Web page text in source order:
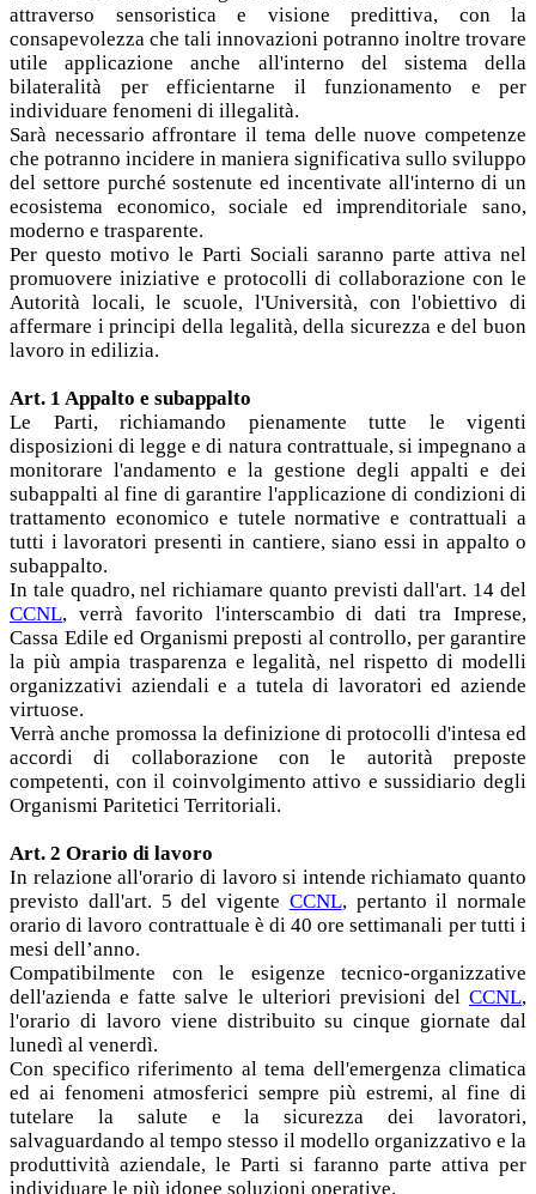
attraverso sensoristica e visione predittiva, con la
consapevolezza che tali innovazioni potranno inoltre trovare
utile applicazione anche all'interno del sistema della
bilateralità per efficientarne il funzionamento e per
individuare fenomeni di illegalità.
Sarà necessario affrontare il tema delle nuove competenze
che potranno incidere in maniera significativa sullo sviluppo
del settore purché sostenute ed incentivate all'interno di un
ecosistema economico, sociale ed imprenditoriale sano,
moderno e trasparente.
Per questo motivo le Parti Sociali saranno parte attiva nel
promuovere iniziative e protocolli di collaborazione con le
Autorità locali, le scuole, l'Università, con l'obiettivo di
affermare i principi della legalità, della sicurezza e del buon
lavoro in edilizia.
Art. 1 Appalto e subappalto
Le Parti, richiamando pienamente tutte le vigenti
disposizioni di legge e di natura contrattuale, si impegnano a
monitorare l'andamento e la gestione degli appalti e dei
subappalti al fine di garantire l'applicazione di condizioni di
trattamento economico e tutele normative e contrattuali a
tutti i lavoratori presenti in cantiere, siano essi in appalto o
subappalto.
In tale quadro, nel richiamare quanto previsti dall'art. 14 del
CCNL, verrà favorito l'interscambio di dati tra Imprese,
Cassa Edile ed Organismi preposti al controllo, per garantire
la più ampia trasparenza e legalità, nel rispetto di modelli
organizzativi aziendali e a tutela di lavoratori ed aziende
virtuose.
Verrà anche promossa la definizione di protocolli d'intesa ed
accordi di collaborazione con le autorità preposte
competenti, con il coinvolgimento attivo e sussidiario degli
Organismi Paritetici Territoriali.
Art. 2 Orario di lavoro
In relazione all'orario di lavoro si intende richiamato quanto
previsto dall'art. 5 del vigente CCNL, pertanto il normale
orario di lavoro contrattuale è di 40 ore settimanali per tutti i
mesi dell’anno.
Compatibilmente con le esigenze tecnico-organizzative
dell'azienda e fatte salve le ulteriori previsioni del CCNL,
l'orario di lavoro viene distribuito su cinque giornate dal
lunedì al venerdì.
Con specifico riferimento al tema dell'emergenza climatica
ed ai fenomeni atmosferici sempre più estremi, al fine di
tutelare la salute e la sicurezza dei lavoratori,
salvaguardando al tempo stesso il modello organizzativo e la
produttività aziendale, le Parti si faranno parte attiva per
individuare le più idonee soluzioni operative.